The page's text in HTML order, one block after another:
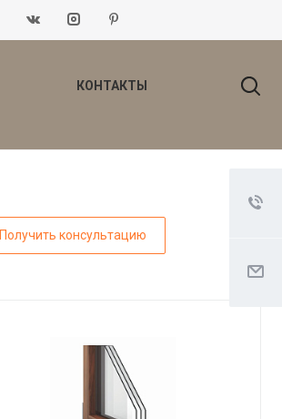
КОНТАКТЫ
Получить консультацию